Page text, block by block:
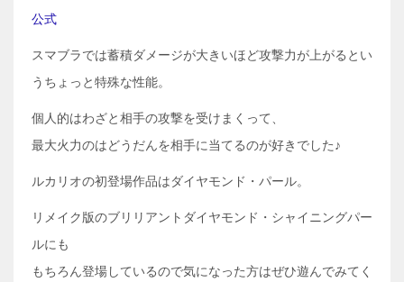
公式
スマブラでは蓄積ダメージが大きいほど攻撃力が上がるとい
うちょっと特殊な性能。
個人的はわざと相手の攻撃を受けまくって、
最大火力のはどうだんを相手に当てるのが好きでした♪
ルカリオの初登場作品はダイヤモンド・パール。
リメイク版のブリリアントダイヤモンド・シャイニングパー
ルにも
もちろん登場しているので気になった方はぜひ遊んでみてく